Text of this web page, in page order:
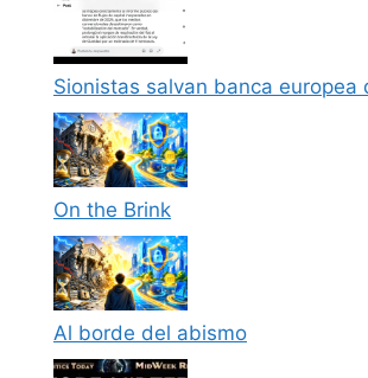
Sionistas salvan banca europea
On the Brink
Al borde del abismo